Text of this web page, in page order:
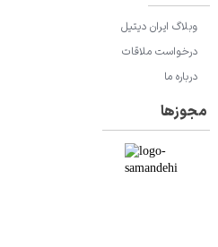
وبلاگ ایران دیتیل
درخواست ملاقات
درباره ما
مجوزها